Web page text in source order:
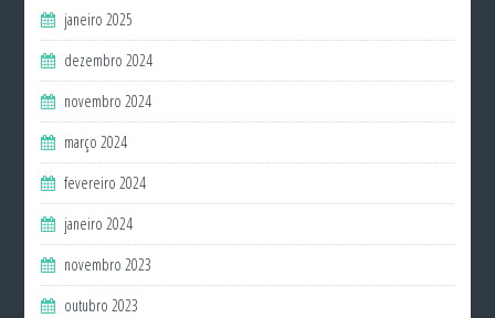
janeiro 2025
dezembro 2024
novembro 2024
março 2024
fevereiro 2024
janeiro 2024
novembro 2023
outubro 2023